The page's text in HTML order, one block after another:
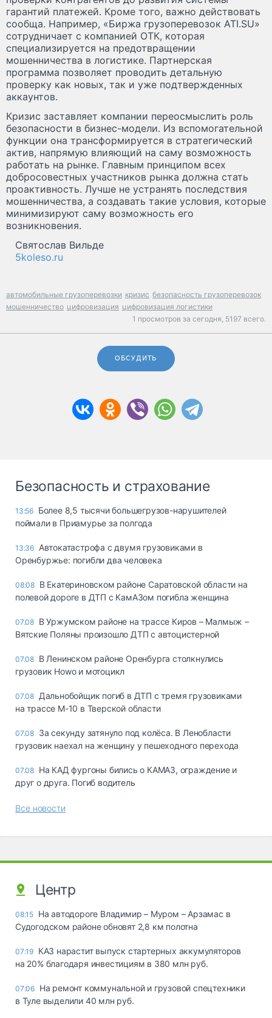
гарантий платежей. Кроме того, важно действовать
сообща. Например, «Биржа грузоперевозок ATI.SU»
сотрудничает с компанией ОТК, которая
специализируется на предотвращении
мошенничества в логистике. Партнерская
программа позволяет проводить детальную
проверку как новых, так и уже подтвержденных
аккаунтов.
Кризис заставляет компании переосмыслить роль
безопасности в бизнес-модели. Из вспомогательной
функции она трансформируется в стратегический
актив, напрямую влияющий на саму возможность
работать на рынке. Главным принципом всех
добросовестных участников рынка должна стать
проактивность. Лучше не устранять последствия
мошенничества, а создавать такие условия, которые
минимизируют саму возможность его
возникновения.
Святослав Вильде
5koleso.ru
автомобильные грузоперевозки кризис безопасность грузоперевозок
мошенничество цифровизация цифровизация логистики
1 просмотров за сегодня, 5197 всего.
ОБСУДИТЬ
Безопасность и страхование
13:56 Более 8,5 тысячи большегрузов-нарушителей
поймали в Приамурье за полгода
13:36 Автокатастрофа с двумя грузовиками в
Оренбуржье: погибли два человека
08:08 В Екатериновском районе Саратовской области на
полевой дороге в ДТП с КамАЗом погибла женщина
07.08 В Уржумском районе на трассе Киров – Малмыж –
Вятские Поляны произошло ДТП с автоцистерной
07.08 В Ленинском районе Оренбурга столкнулись
грузовик Howo и мотоцикл
07.08 Дальнобойщик погиб в ДТП с тремя грузовиками
на трассе М-10 в Тверской области
07.08 За секунду затянуло под колёса. В Ленобласти
грузовик наехал на женщину у пешеходного перехода
07.08 На КАД фургоны бились о КАМАЗ, ограждение и
друг о друга. Погиб водитель
Все новости
Центр
08:15 На автодороге Владимир – Муром – Арзамас в
Судогодском районе обновят 2,8 км полотна
07:19 КАЗ нарастит выпуск стартерных аккумуляторов
на 20% благодаря инвестициям в 380 млн руб.
07:06 На ремонт коммунальной и грузовой спецтехники
в Туле выделили 40 млн руб.